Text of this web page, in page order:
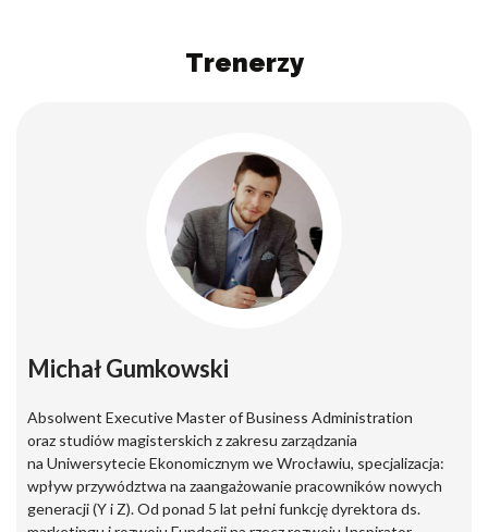
Trenerzy
Michał Gumkowski
Absolwent Executive Master of Business Administration
oraz studiów magisterskich z zakresu zarządzania
na Uniwersytecie Ekonomicznym we Wrocławiu, specjalizacja:
wpływ przywództwa na zaangażowanie pracowników nowych
generacji (Y i Z). Od ponad 5 lat pełni funkcję dyrektora ds.